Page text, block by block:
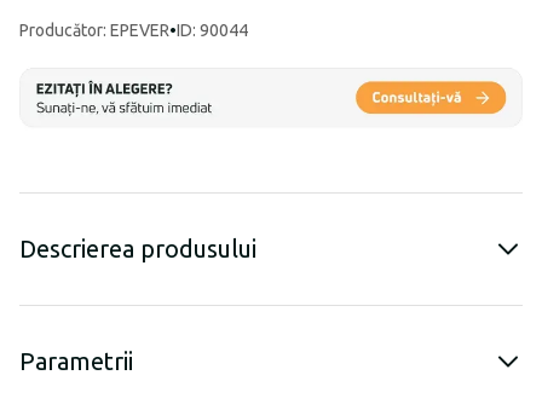
Producător: EPEVER•ID: 90044
Descrierea produsului
Parametrii